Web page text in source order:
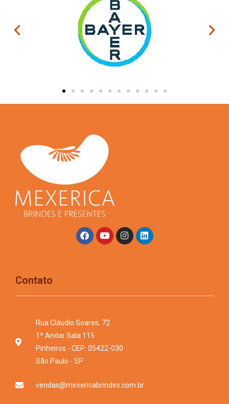
Contato
Rua Cláudio Soares, 72
1º Andar Sala 115
Pinheiros - CEP: 05422-030
São Paulo - SP
vendas@mexericabrindes.com.br